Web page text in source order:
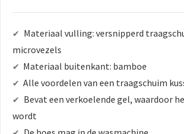
✔
Materiaal vulling: versnipperd
microvezels
✔ Materiaal buitenkant: bamboe
✔ Alle voordelen van een traagschuim
✔
Bevat een verkoelende gel, waardoor
wordt